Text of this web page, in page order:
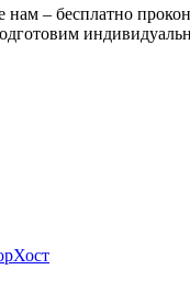
– бесплатно